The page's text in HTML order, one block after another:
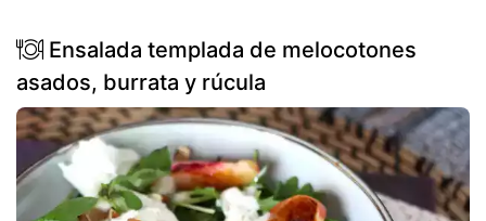
Ensalada templada de melocotones
asados, burrata y rúcula